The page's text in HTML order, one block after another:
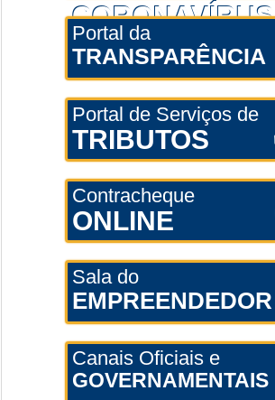
CORONAVÍRUS
Portal da
TRANSPARÊNCIA
Portal de Serviços de
TRIBUTOS
Contracheque
ONLINE
Sala do
EMPREENDEDOR
Canais Oficiais e
GOVERNAMENTAIS